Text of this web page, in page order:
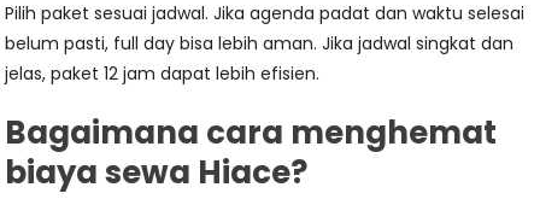
Pilih paket sesuai jadwal. Jika agenda padat dan waktu selesai
belum pasti, full day bisa lebih aman. Jika jadwal singkat dan
jelas, paket 12 jam dapat lebih efisien.
Bagaimana cara menghemat
biaya sewa Hiace?